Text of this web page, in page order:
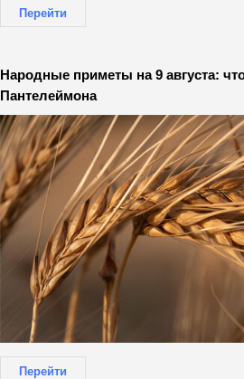
Перейти
Народные приметы на 9 августа:
Пантелеймона
Перейти